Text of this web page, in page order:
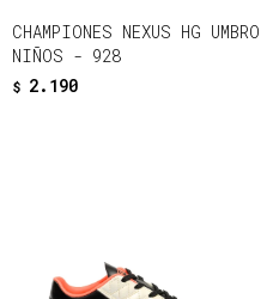
CHAMPIONES NEXUS HG UMBRO
NIÑOS - 928
$ 2.190